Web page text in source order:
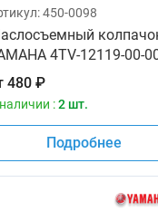
450-0098
4TV-12119-00-
480₽
:2 шт.
Подробнее